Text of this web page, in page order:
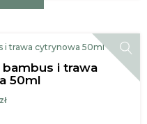
i trawa
50ml